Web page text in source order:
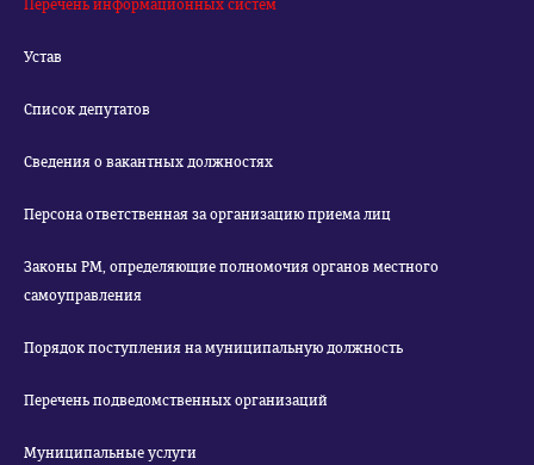
Перечень информационных систем
Устав
Список депутатов
Сведения о вакантных должностях
Персона ответственная за организацию приема лиц
Законы РМ, определяющие полномочия органов местного
самоуправления
Порядок поступления на муниципальную должность
Перечень подведомственных организаций
Муниципальные услуги